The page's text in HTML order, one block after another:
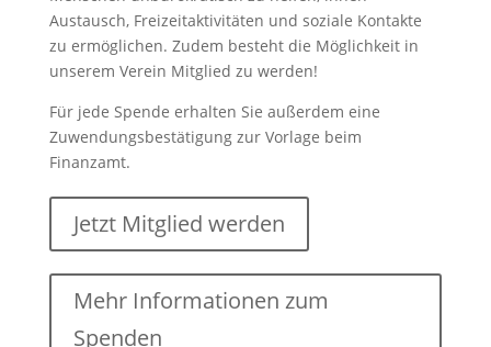
Austausch, Freizeitaktivitäten und soziale Kontakte
zu ermöglichen. Zudem besteht die Möglichkeit in
unserem Verein Mitglied zu werden!
Für jede Spende erhalten Sie außerdem eine
Zuwendungsbestätigung zur Vorlage beim
Finanzamt.
Jetzt Mitglied werden
Mehr Informationen zum
Spenden